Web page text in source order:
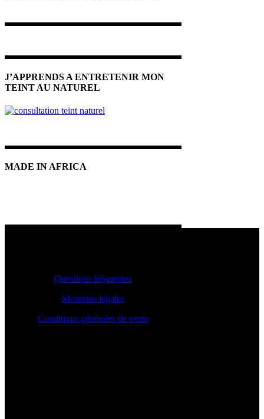
J’APPRENDS A ENTRETENIR MON
TEINT AU NATUREL
MADE IN AFRICA
Questions fréquentes
Mentions légales
Conditions générales de vente